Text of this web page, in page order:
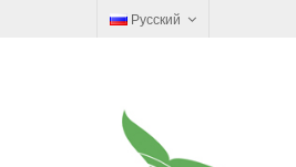
Русский